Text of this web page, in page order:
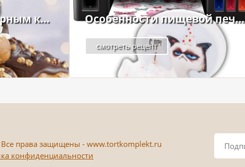
к... Особенности пищевой печ...
смотреть рецепт
права защищены - www.tortkomplekt.ru
конфиденциальности